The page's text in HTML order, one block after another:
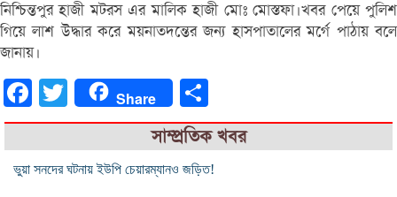
নিশ্চিন্তপুর হাজী মটরস এর মালিক হাজী মোঃ মোস্তফা।খবর পেয়ে পুলিশ
গিয়ে লাশ উদ্ধার করে ময়নাতদন্তের জন্য হাসপাতালের মর্গে পাঠায় বলে
জানায়।
FacebookTwitter Share
সাম্প্রতিক খবর
ভুয়া সনদের ঘটনায় ইউপি চেয়ারম্যানও জড়িত!